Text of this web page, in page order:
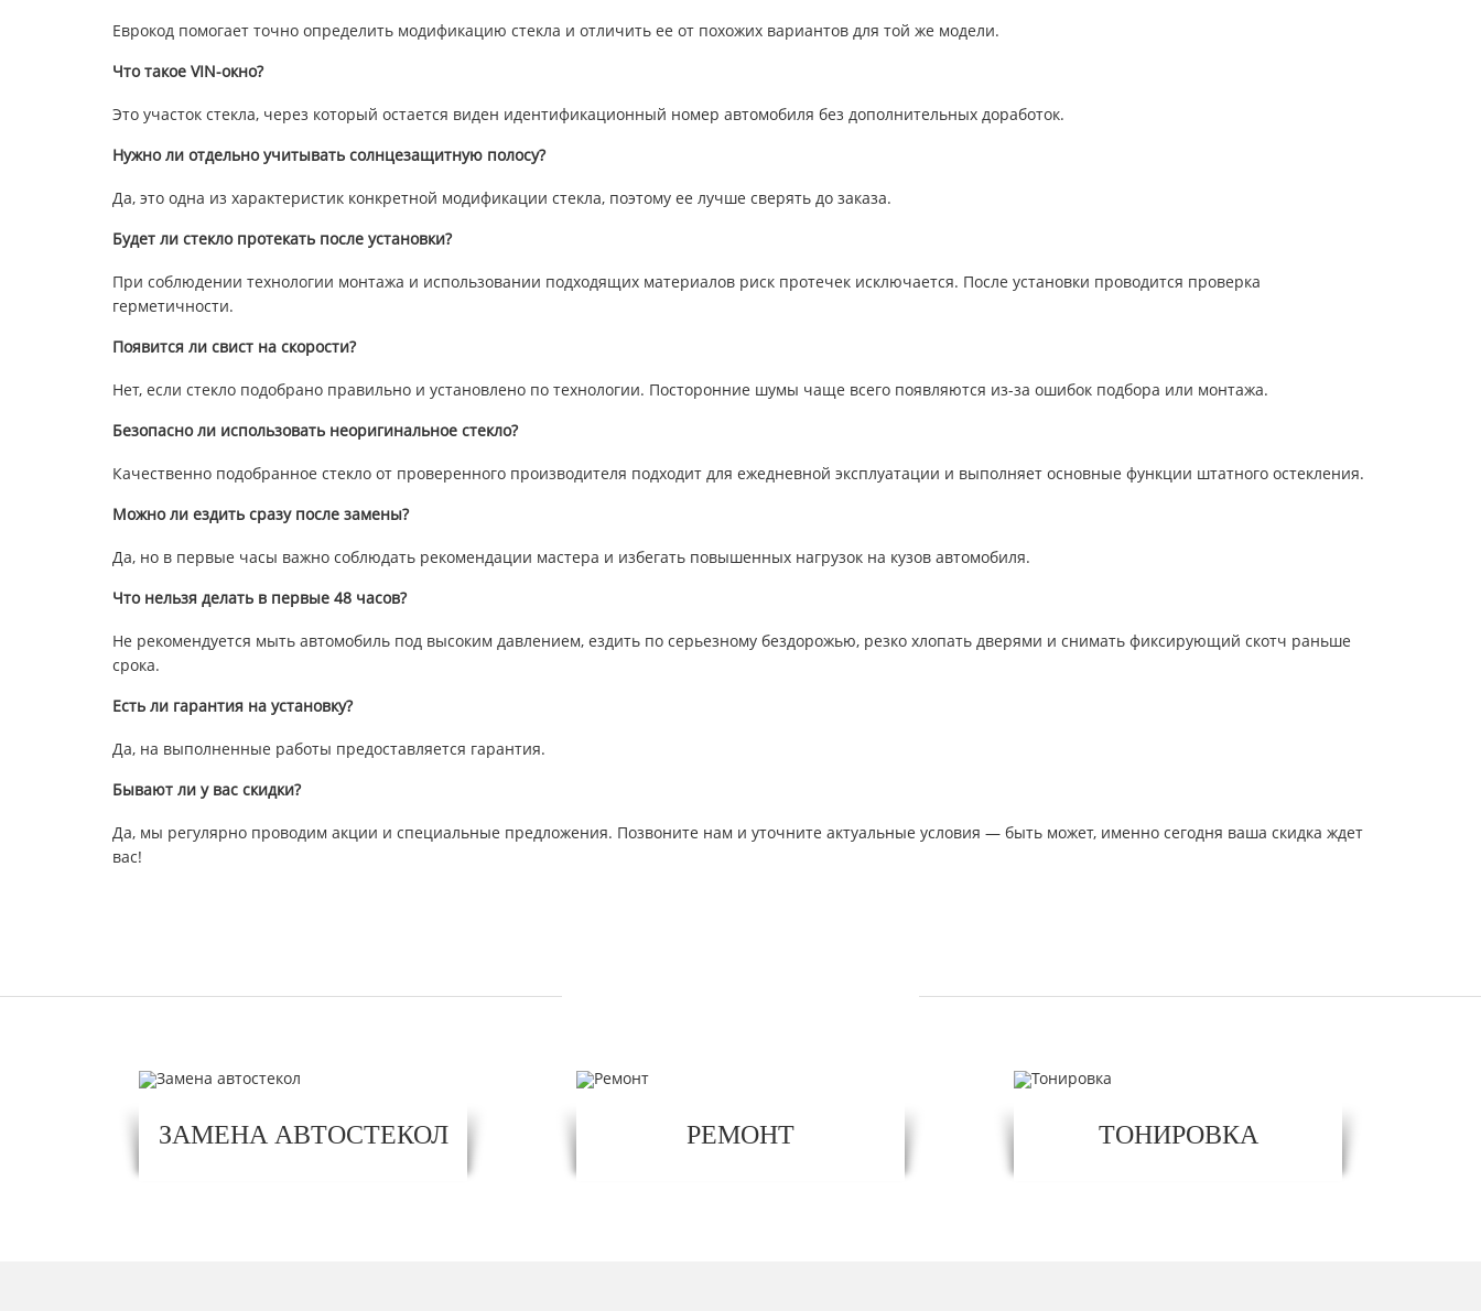
Еврокод помогает точно определить модификацию стекла и отличить ее от похожих вариантов для той же модели.
Что такое VIN-окно?
Это участок стекла, через который остается виден идентификационный номер автомобиля без дополнительных доработок.
Нужно ли отдельно учитывать солнцезащитную полосу?
Да, это одна из характеристик конкретной модификации стекла, поэтому ее лучше сверять до заказа.
Будет ли стекло протекать после установки?
При соблюдении технологии монтажа и использовании подходящих материалов риск протечек исключается. После установки проводится проверка
герметичности.
Появится ли свист на скорости?
Нет, если стекло подобрано правильно и установлено по технологии. Посторонние шумы чаще всего появляются из-за ошибок подбора или монтажа.
Безопасно ли использовать неоригинальное стекло?
Качественно подобранное стекло от проверенного производителя подходит для ежедневной эксплуатации и выполняет основные функции штатного остекления.
Можно ли ездить сразу после замены?
Да, но в первые часы важно соблюдать рекомендации мастера и избегать повышенных нагрузок на кузов автомобиля.
Что нельзя делать в первые 48 часов?
Не рекомендуется мыть автомобиль под высоким давлением, ездить по серьезному бездорожью, резко хлопать дверями и снимать фиксирующий скотч раньше
срока.
Есть ли гарантия на установку?
Да, на выполненные работы предоставляется гарантия.
Бывают ли у вас скидки?
Да, мы регулярно проводим акции и специальные предложения. Позвоните нам и уточните актуальные условия — быть может, именно сегодня ваша скидка ждет
вас!
ЗАМЕНА АВТОСТЕКОЛ РЕМОНТ ТОНИРОВКА